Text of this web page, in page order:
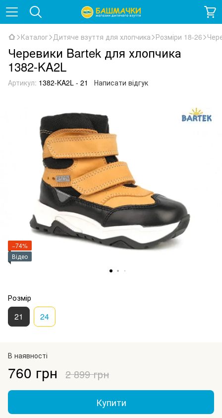
Каталог Дитяче взуття для хлопчика Розміри 18-26
Черевики Bartek для хлопчика
1382-KA2L
Артикул: 1382-KA2L - 21 Написати відгук
−74%
Відео
Розмір
21 24
В наявності
760 грн 2 899 грн
Купити